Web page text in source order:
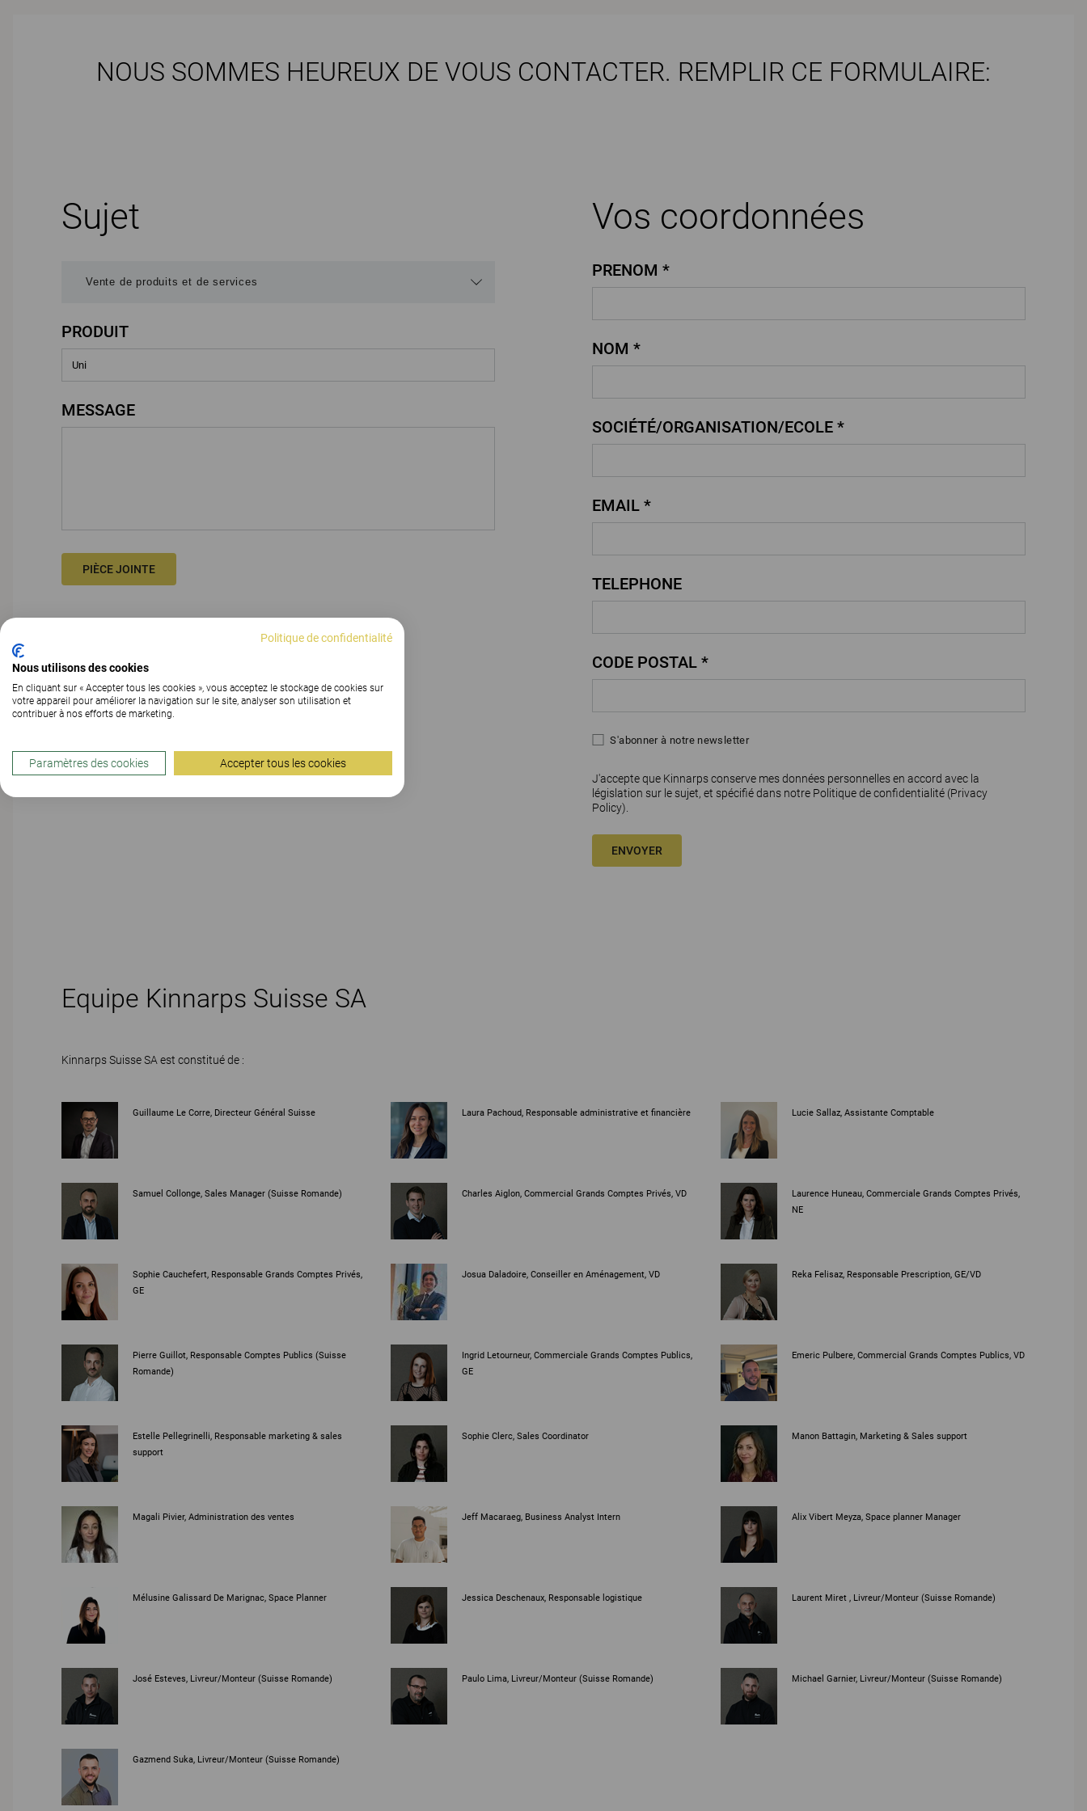
NOUS SOMMES HEUREUX DE VOUS CONTACTER. REMPLIR CE FORMULAIRE:
Sujet
PRODUIT
MESSAGE
PIÈCE JOINTE
Vos coordonnées
PRENOM *
NOM *
SOCIÉTÉ/ORGANISATION/ECOLE *
EMAIL *
TELEPHONE
CODE POSTAL *
S'abonner à notre newsletter
J'accepte que Kinnarps conserve mes données personnelles en accord avec la
législation sur le sujet, et spécifié dans notre Politique de confidentialité (Privacy
Policy).
ENVOYER
Equipe Kinnarps Suisse SA
Kinnarps Suisse SA est constitué de :
Guillaume Le Corre, Directeur Général Suisse Laura Pachoud, Responsable administrative et financière Lucie Sallaz, Assistante Comptable
Samuel Collonge, Sales Manager (Suisse Romande) Charles Aiglon, Commercial Grands Comptes Privés, VD
Laurence Huneau, Commerciale Grands Comptes Privés,
NE
Sophie Cauchefert, Responsable Grands Comptes Privés,
GE
Josua Daladoire, Conseiller en Aménagement, VD Reka Felisaz, Responsable Prescription, GE/VD
Pierre Guillot, Responsable Comptes Publics (Suisse
Romande)
Ingrid Letourneur, Commerciale Grands Comptes Publics,
GE
Emeric Pulbere, Commercial Grands Comptes Publics, VD
Estelle Pellegrinelli, Responsable marketing & sales
support
Sophie Clerc, Sales Coordinator Manon Battagin, Marketing & Sales support
Magali Pivier, Administration des ventes Jeff Macaraeg, Business Analyst Intern Alix Vibert Meyza, Space planner Manager
Mélusine Galissard De Marignac, Space Planner Jessica Deschenaux, Responsable logistique Laurent Miret , Livreur/Monteur (Suisse Romande)
José Esteves, Livreur/Monteur (Suisse Romande) Paulo Lima, Livreur/Monteur (Suisse Romande) Michael Garnier, Livreur/Monteur (Suisse Romande)
Gazmend Suka, Livreur/Monteur (Suisse Romande)
Politique de confidentialité
Nous utilisons des cookies
En cliquant sur « Accepter tous les cookies », vous acceptez le stockage de cookies sur
votre appareil pour améliorer la navigation sur le site, analyser son utilisation et
contribuer à nos efforts de marketing.
Paramètres des cookies Accepter tous les cookies